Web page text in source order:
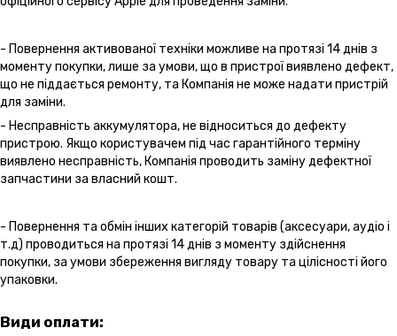
- Повернення активованої техніки можливе на протязі 14 днів з
моменту покупки, лише за умови, що в пристрої виявлено дефект,
що не піддається ремонту, та Компанія не може надати пристрій
для заміни.
- Несправність аккумулятора, не відноситься до дефекту
пристрою. Якщо користувачем під час гарантійного терміну
виявлено несправність, Компанія проводить заміну дефектної
запчастини за власний кошт.
- Повернення та обмін інших категорій товарів (аксесуари, аудіо і
т.д) проводиться на протязі 14 днів з моменту здійснення
покупки, за умови збереження вигляду товару та цілісності його
упаковки.
Види оплати: